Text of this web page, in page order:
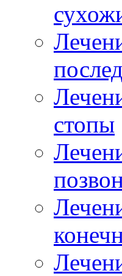
стопы